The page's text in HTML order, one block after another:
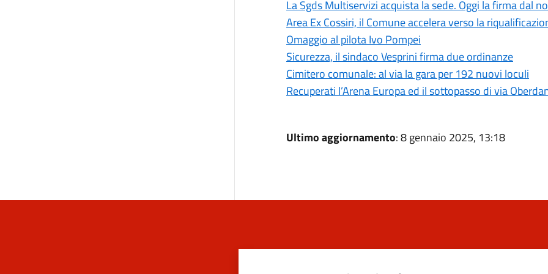
La Sgds Multiservizi acquista la sede. Oggi la firma dal
Area Ex Cossiri, il Comune accelera verso la
Omaggio al pilota Ivo Pompei
Sicurezza, il sindaco Vesprini firma due ordinanze
Cimitero comunale: al via la gara per 192 nuovi loculi
Recuperati l’Arena Europa ed il sottopasso di via
Ultimo aggiornamento: 8 gennaio 2025, 13:18